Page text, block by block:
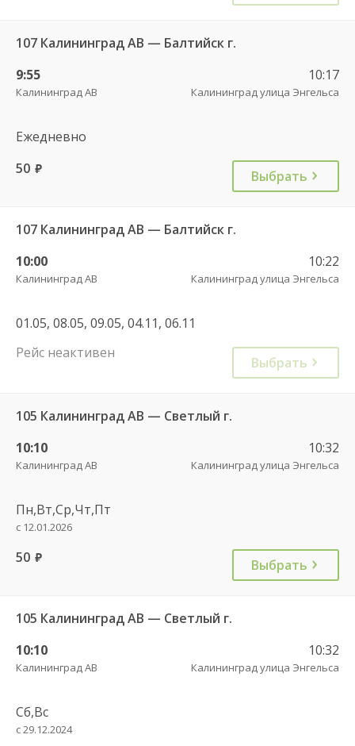
107 Калининград АВ — Балтийск г.
9:55
Калининград АВ
10:17
Калининград улица Энгельса
Ежедневно
50 руб. Выбрать
107 Калининград АВ — Балтийск г.
10:00
Калининград АВ
10:22
Калининград улица Энгельса
01.05, 08.05, 09.05, 04.11, 06.11
Рейс неактивен
Выбрать
105 Калининград АВ — Светлый г.
10:10
Калининград АВ
10:32
Калининград улица Энгельса
Пн,Вт,Ср,Чт,Пт
с 12.01.2026
50 руб. Выбрать
105 Калининград АВ — Светлый г.
10:10
Калининград АВ
10:32
Калининград улица Энгельса
Сб,Вс
с 29.12.2024